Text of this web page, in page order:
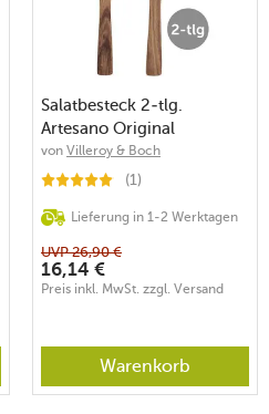
Salatbesteck 2-tlg.
Artesano Original
von Villeroy & Boch
(1)
Lieferung in 1-2 Werktagen
UVP26,90 €
16,14 €
Preis inkl. MwSt. zzgl. Versand
Warenkorb